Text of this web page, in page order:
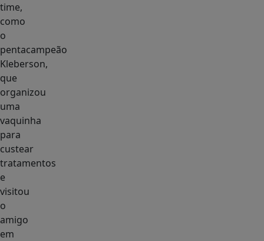
time,
como
o
pentacampeão
Kleberson,
que
organizou
uma
vaquinha
para
custear
tratamentos
e
visitou
o
amigo
em